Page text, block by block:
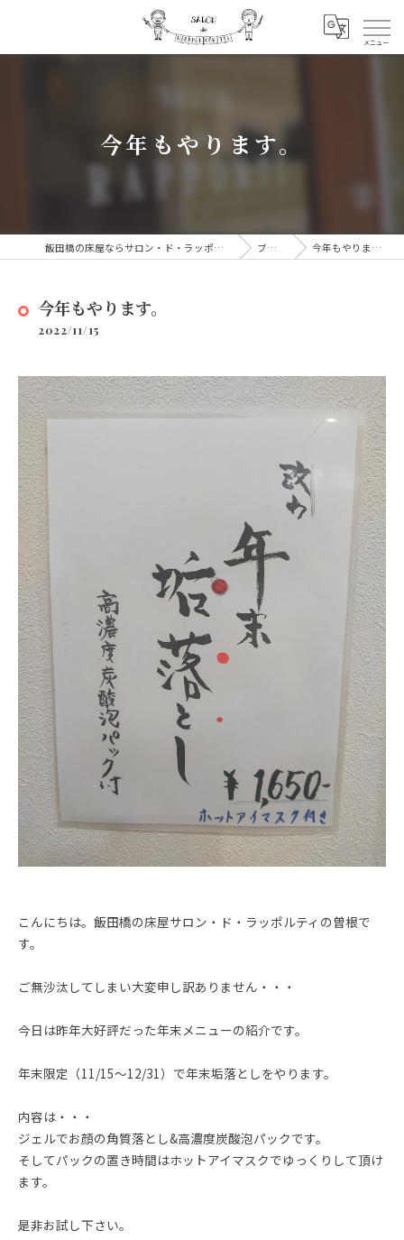
今年もやります。
飯田橋の床屋ならサロン・ド・ラッポルティ ブログ 今年もやります。
今年もやります。
2022/11/15
こんにちは。飯田橋の床屋サロン・ド・ラッポルティの曽根で
す。
ご無沙汰してしまい大変申し訳ありません・・・
今日は昨年大好評だった年末メニューの紹介です。
年末限定（11/15〜12/31）で年末垢落としをやります。
内容は・・・
ジェルでお顔の角質落とし&高濃度炭酸泡パックです。
そしてパックの置き時間はホットアイマスクでゆっくりして頂け
ます。
是非お試し下さい。